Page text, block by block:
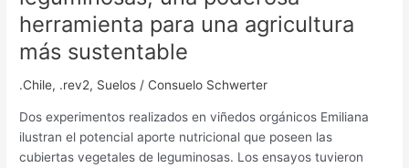
herramienta para una agricultura
más sustentable
.Chile, .rev2, Suelos / Consuelo Schwerter
Dos experimentos realizados en viñedos orgánicos Emiliana
ilustran el potencial aporte nutricional que poseen las
cubiertas vegetales de leguminosas. Los ensayos tuvieron